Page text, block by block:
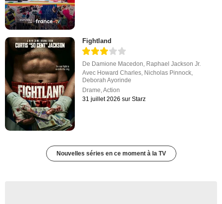
Fightland
De Damione Macedon, Raphael Jackson Jr.
Avec Howard Charles, Nicholas Pinnock,
Deborah Ayorinde
Drame,Action
31 juillet 2026 sur Starz
Nouvelles séries en ce moment à la TV